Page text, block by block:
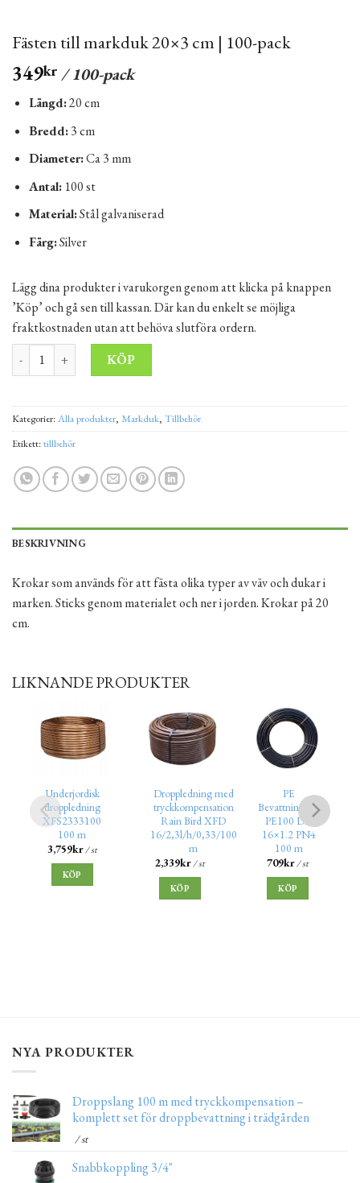
Fästen till markduk 20×3 cm | 100-pack
349kr / 100-pack
Längd:20 cm
Bredd:3 cm
Diameter:Ca 3 mm
Antal:100 st
Material:Stål galvaniserad
Färg:Silver
Lägg dina produkter i varukorgen genom att klicka på knappen
’Köp’ och gå sen till kassan. Där kan du enkelt se möjliga
fraktkostnaden utan att behöva slutföra ordern.
Fästen till markduk 20x3 cm | 100-pack mängd
KÖP
Kategorier:Alla produkter, Markduk, Tillbehör
Etikett:tillbehör
BESKRIVNING
Krokar som används för att fästa olika typer av väv och dukar i
marken. Sticks genom materialet och ner i jorden. Krokar på 20
cm.
LIKNANDE PRODUKTER
Underjordisk
droppledning
XFS2333100
100 m
3,759kr/ st
KÖP
Droppledning med
tryckkompensation
Rain Bird XFD
16/2,3l/h/0,33/100
m
2,339kr / st
KÖP
PE
Bevattningsrör
PE100 DN
16×1.2 PN4
100 m
709kr / st
KÖP
NYA PRODUKTER
Droppslang 100 m med tryckkompensation –
komplett set för droppbevattning i trädgården
/ st
Snabbkoppling 3/4"